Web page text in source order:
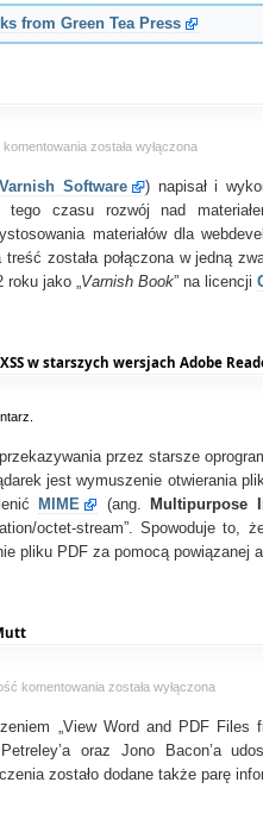
from Green Tea Press
komentowania The
Book
–
Tollef
Heen
została wyłączona
Varnish Software ) napisał i
tego czasu rozwój nad
materiałów dla
treść została połączona w jedną
roku jako „Varnish Book” na licencji
w starszych wersjach Adobe
przez starsze
jest wymuszenie otwierania
MIME (ang. Multipurpose
octet-stream”. Spowoduje to,
pliku PDF za pomocą powiązanej
komentowania Dokumenty
i
PDF
z
została wyłączona
„View Word and PDF
Petreley’a oraz Jono Bacon’a
zostało dodane także parę